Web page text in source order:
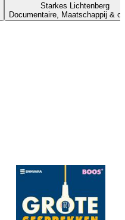
Starkes Lichtenberg
Documentaire, Maatschappij &